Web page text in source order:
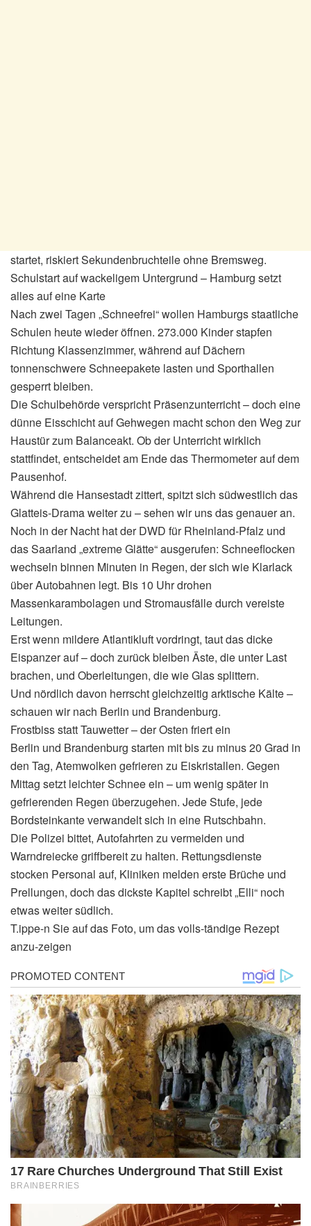
startet, riskiert Sekundenbruchteile ohne Bremsweg.
Schulstart auf wackeligem Untergrund – Hamburg setzt
alles auf eine Karte
Nach zwei Tagen „Schneefrei“ wollen Hamburgs staatliche
Schulen heute wieder öffnen. 273.000 Kinder stapfen
Richtung Klassenzimmer, während auf Dächern
tonnenschwere Schneepakete lasten und Sporthallen
gesperrt bleiben.
Die Schulbehörde verspricht Präsenzunterricht – doch eine
dünne Eisschicht auf Gehwegen macht schon den Weg zur
Haustür zum Balanceakt. Ob der Unterricht wirklich
stattfindet, entscheidet am Ende das Thermometer auf dem
Pausenhof.
Während die Hansestadt zittert, spitzt sich südwestlich das
Glatteis-Drama weiter zu – sehen wir uns das genauer an.
Noch in der Nacht hat der DWD für Rheinland-Pfalz und
das Saarland „extreme Glätte“ ausgerufen: Schneeflocken
wechseln binnen Minuten in Regen, der sich wie Klarlack
über Autobahnen legt. Bis 10 Uhr drohen
Massenkarambolagen und Stromausfälle durch vereiste
Leitungen.
Erst wenn mildere Atlantikluft vordringt, taut das dicke
Eispanzer auf – doch zurück bleiben Äste, die unter Last
brachen, und Oberleitungen, die wie Glas splittern.
Und nördlich davon herrscht gleichzeitig arktische Kälte –
schauen wir nach Berlin und Brandenburg.
Frostbiss statt Tauwetter – der Osten friert ein
Berlin und Brandenburg starten mit bis zu minus 20 Grad in
den Tag, Atemwolken gefrieren zu Eiskristallen. Gegen
Mittag setzt leichter Schnee ein – um wenig später in
gefrierenden Regen überzugehen. Jede Stufe, jede
Bordsteinkante verwandelt sich in eine Rutschbahn.
Die Polizei bittet, Autofahrten zu vermeiden und
Warndreiecke griffbereit zu halten. Rettungsdienste
stocken Personal auf, Kliniken melden erste Brüche und
Prellungen, doch das dickste Kapitel schreibt „Elli“ noch
etwas weiter südlich.
T.ippe-n Sie auf das Foto, um das volls-tändige Rezept
anzu-zeigen